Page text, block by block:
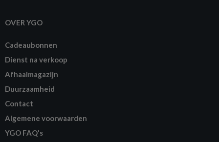
OVER YGO
Cadeaubonnen
Dienst na verkoop
Afhaalmagazijn
Duurzaamheid
Contact
Algemene voorwaarden
YGO FAQ's